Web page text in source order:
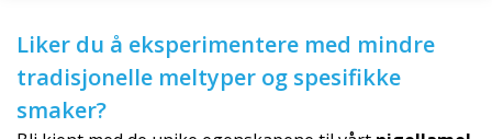
Liker du å eksperimentere med mindre
tradisjonelle meltyper og spesifikke
smaker?